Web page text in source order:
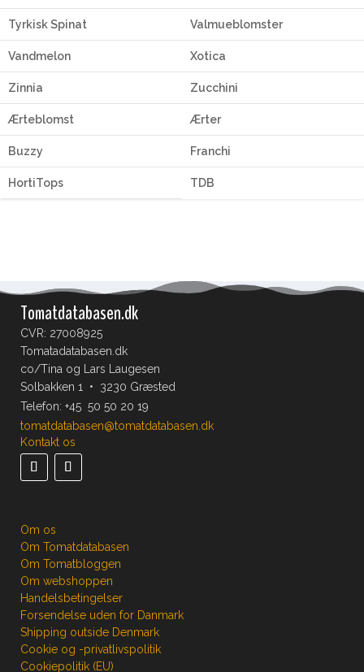
Tyrkisk Spinat Valmueblomster
Vandmelon Xotica
Zinnia Zucchini
Ærteblomst Ærter
Buzzy Franchi
HortiTops TDB
Tomatdatabasen.dk
CVR: 27008925
Tomatadatabasen.dk
co/Tina og Lars Laugesen
Solbakken 1 • 3230 Græsted
Telefon: +45 50 50 20 19
tomatdatabasen@tomatdatabasen.dk
Kontakt os
Om os
Om Tomatdatabasen
Om Tomatbloggen
Om webshoppen
Handelsbetingelser
Forsendelse uden for Danmark
Shipping outside Denmark
Cookie og -privatlivspolitik
Cookiepolitik (EU)